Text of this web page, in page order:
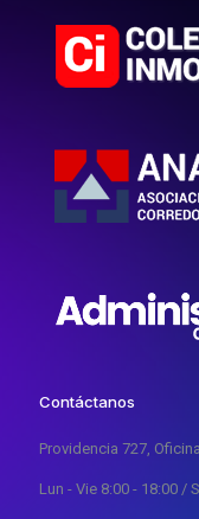
Contáctanos
Providencia 727,
Lun - Vie 8:00 - 18:00 /